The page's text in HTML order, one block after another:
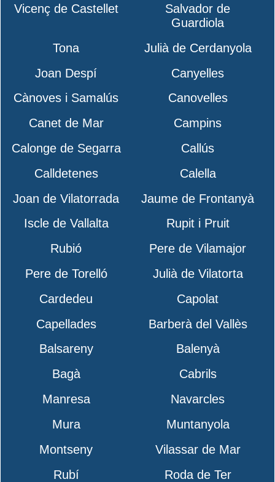
Vicenç de Castellet
Salvador de
Guardiola
Tona
Julià de Cerdanyola
Joan Despí
Canyelles
Cànoves i Samalús
Canovelles
Canet de Mar
Campins
Calonge de Segarra
Callús
Calldetenes
Calella
Joan de Vilatorrada
Jaume de Frontanyà
Iscle de Vallalta
Rupit i Pruit
Rubió
Pere de Vilamajor
Pere de Torelló
Julià de Vilatorta
Cardedeu
Capolat
Capellades
Barberà del Vallès
Balsareny
Balenyà
Bagà
Cabrils
Manresa
Navarcles
Mura
Muntanyola
Montseny
Vilassar de Mar
Rubí
Roda de Ter